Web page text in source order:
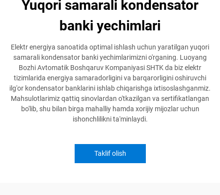
Yuqori samarali kondensator
banki yechimlari
Elektr energiya sanoatida optimal ishlash uchun yaratilgan yuqori
samarali kondensator banki yechimlarimizni o'rganing. Luoyang
Bozhi Avtomatik Boshqaruv Kompaniyasi SHTK da biz elektr
tizimlarida energiya samaradorligini va barqarorligini oshiruvchi
ilg'or kondensator banklarini ishlab chiqarishga ixtisoslashganmiz.
Mahsulotlarimiz qattiq sinovlardan o'tkazilgan va sertifikatlangan
bo'lib, shu bilan birga mahalliy hamda xorijiy mijozlar uchun
ishonchlilikni ta'minlaydi.
Taklif olish